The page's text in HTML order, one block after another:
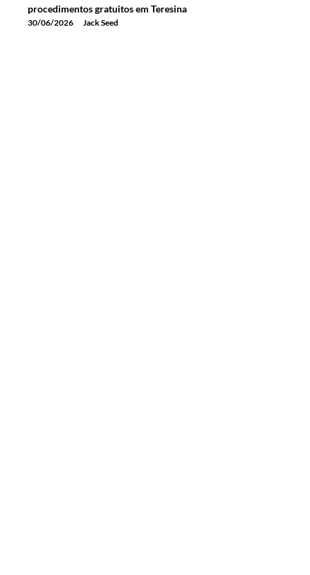
procedimentos gratuitos em Teresina
30/06/2026 Jack Seed